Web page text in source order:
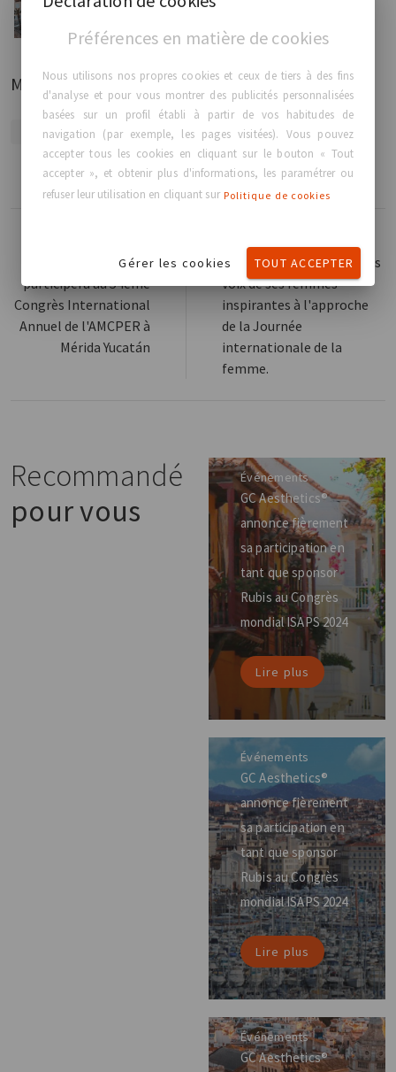
présence en tant qu...
Mots clés
GCA EVENT, CONGRESS, BBM
GC Aesthetics®
participera au 54ème
Congrès International
Annuel de l'AMCPER à
Mérida Yucatán
GC Aesthetics® célèbre les
voix de ses femmes
inspirantes à l'approche
de la Journée
internationale de la
femme.
Recommandé
pour vous
Événements
GC Aesthetics®
annonce fièrement
sa participation en
tant que sponsor
Rubis au Congrès
mondial ISAPS 2024
Lire plus
Événements
GC Aesthetics®
annonce fièrement
sa participation en
tant que sponsor
Rubis au Congrès
mondial ISAPS 2024
Lire plus
Événements
GC Aesthetics®
Préférences en matière de cookies
Nous utilisons nos propres cookies et ceux de tiers à des fins
d'analyse et pour vous montrer des publicités personnalisées
basées sur un profil établi à partir de vos habitudes de
navigation (par exemple, les pages visitées). Vous pouvez
accepter tous les cookies en cliquant sur le bouton « Tout
accepter », et obtenir plus d'informations, les paramétrer ou
refuser leur utilisation en cliquant sur Politique de cookies
Gérer les cookies TOUT ACCEPTER